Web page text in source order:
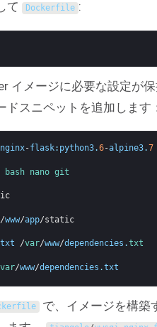
て
Dockerfile :
イメージに必要な設定が
ドスニペットを追加します
nginx-flask: python3.6-alpine3.7
bash nano git
/www/app/static
txt /var/www/dependencies .txt
var/www/dependencies .txt
で、イメージを構築